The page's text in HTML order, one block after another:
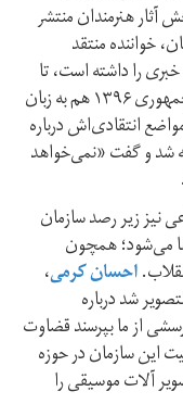
هنرمندان منتشر
خواننده منتقد
بازتاب‌ خبری را داشته است،‌ تا
جایی‌که حتی در مناظره‌های انتخابات ریاست جمهوری ۱۳۹۶ هم به زبان
انتقادی‌اش درباره
شد و گفت «نمی‌خواهد
نیز زیر رصد سازمان
می‌شود؛‌ همچون
احسان کرمی،
شد درباره
از ما بپرسند قضاوت
این سازمان در حوزه
آلات موسیقی را